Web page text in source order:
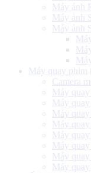
Máy ảnh
Máy ảnh
Máy ảnh
Máy quay phim
Camera
Máy
Máy quay
Máy
Máy
Máy
Máy
Máy quay
Máy quay